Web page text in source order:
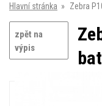
Hlavní stránka » Zebra
zpět na
výpis